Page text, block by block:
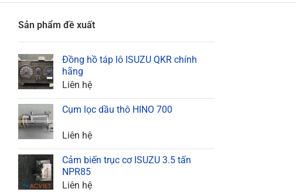
Sản phẩm đề xuất
Đồng hồ táp lô ISUZU QKR chính
hãng
Liên hệ
Cụm lọc dầu thô HINO 700
Liên hệ
Cảm biến trục cơ ISUZU 3.5 tấn
NPR85
Liên hệ